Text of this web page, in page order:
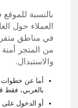
بالنسبة
العملاء حول
في مناطق
من المتجر
والاستبدال.
أما عن خطوات
بالعربي، فقط
أو الدخول على